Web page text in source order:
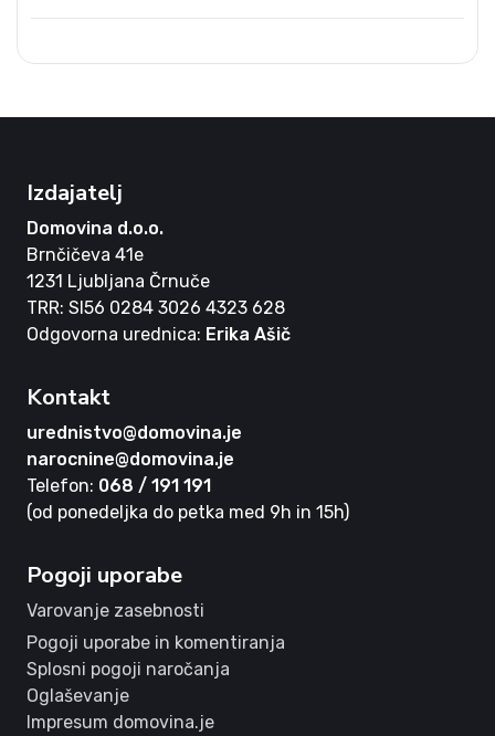
Izdajatelj
Domovina d.o.o.
Brnčičeva 41e
1231 Ljubljana Črnuče
TRR: SI56 0284 3026 4323 628
Odgovorna urednica: Erika Ašič
Kontakt
urednistvo@domovina.je
narocnine@domovina.je
Telefon: 068 / 191 191
(od ponedeljka do petka med 9h in 15h)
Pogoji uporabe
Varovanje zasebnosti
Pogoji uporabe in komentiranja
Splosni pogoji naročanja
Oglaševanje
Impresum domovina.je